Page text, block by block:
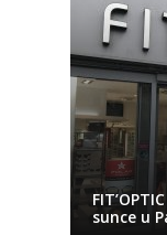
sunce u